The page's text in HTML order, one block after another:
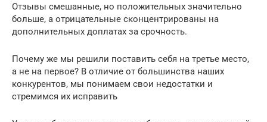
Отзывы смешанные, но положительных значительно
больше, а отрицательные сконцентрированы на
дополнительных доплатах за срочность.
Почему же мы решили поставить себя на третье место,
а не на первое? В отличие от большинства наших
конкурентов, мы понимаем свои недостатки и
стремимся их исправить